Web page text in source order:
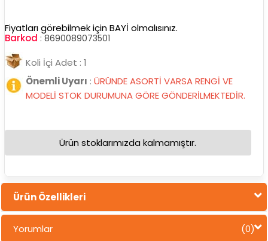
Fiyatları görebilmek için BAYİ olmalısınız.
Barkod : 8690089073501
Koli İçi Adet : 1
Önemli Uyarı : ÜRÜNDE ASORTİ VARSA RENGİ VE
MODELİ STOK DURUMUNA GÖRE GÖNDERİLMEKTEDİR.
Ürün stoklarımızda kalmamıştır.
Ürün Özellikleri
Yorumlar (0)